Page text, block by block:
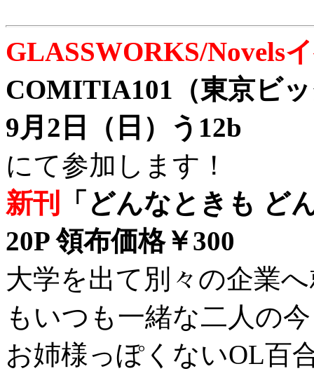
GLASSWORKS/Novels
COMITIA101（東京ビ
9月2日（日）う12b
にて参加します！
新刊
「どんなときも ど
20P 領布価格￥300
大学を出て別々の企業
もいつも一緒な二人の
お姉様っぽくないOL百